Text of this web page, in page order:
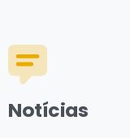
Notícias